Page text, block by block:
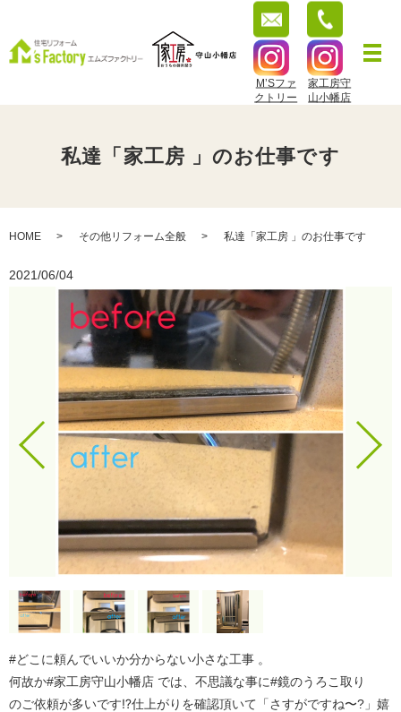
M’Sファ
クトリー
家工房守
山小幡店
私達「家工房 」のお仕事です
HOME その他リフォーム全般 私達「家工房 」のお仕事です
2021/06/04
#どこに頼んでいいか分からない小さな工事 。
何故か#家工房守山小幡店 では、不思議な事に#鏡のうろこ取り
のご依頼が多いです⁉️仕上がりを確認頂いて「さすがですね〜?」嬉